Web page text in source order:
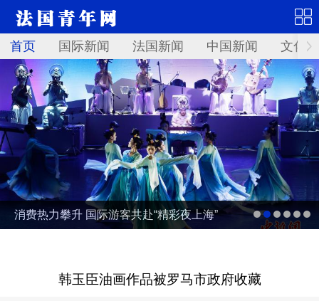
首页 国际新闻 法国新闻 中国新闻 文化
消费热力攀升 国际游客共赴“精彩夜上海”
韩玉臣油画作品被罗马市政府收藏